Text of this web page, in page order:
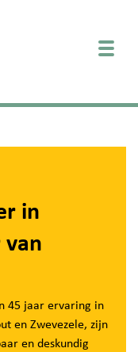
in
45 jaar ervaring in
en Zwevezele, zijn
en deskundig